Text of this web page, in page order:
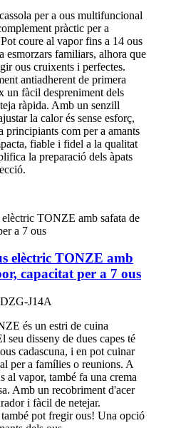
per a ous multifuncional
pràctic per a
coure al vapor fins a 14 ous
esmorzars familiars, alhora que
ous cruixents i perfectes.
antiadherent de primera
un fàcil despreniment dels
ràpida. Amb un senzill
la calor és sense esforç,
principiants com per a amants
fiable i fidel a la qualitat
la preparació dels àpats
elèctric TONZE amb
capacitat per a 7 ous
J14A
és un estri de cuina
seu disseny de dues capes té
cadascuna, i en pot cuinar
per a famílies o reunions. A
al vapor, també fa una crema
Amb un recobriment d'acer
i fàcil de netejar.
pot fregir ous! Una opció